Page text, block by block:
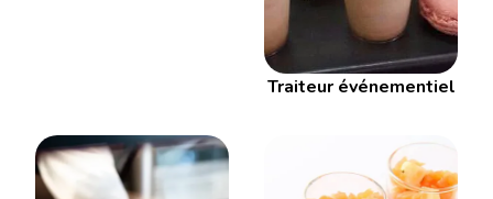
Traiteur événementiel